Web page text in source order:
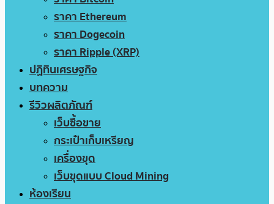
ราคา Ethereum
ราคา Dogecoin
ราคา Ripple (XRP)
ปฏิทินเศรษฐกิจ
บทความ
รีวิวผลิตภัณฑ์
เว็บซื้อขาย
กระเป๋าเก็บเหรียญ
เครื่องขุด
เว็บขุดแบบ Cloud Mining
ห้องเรียน